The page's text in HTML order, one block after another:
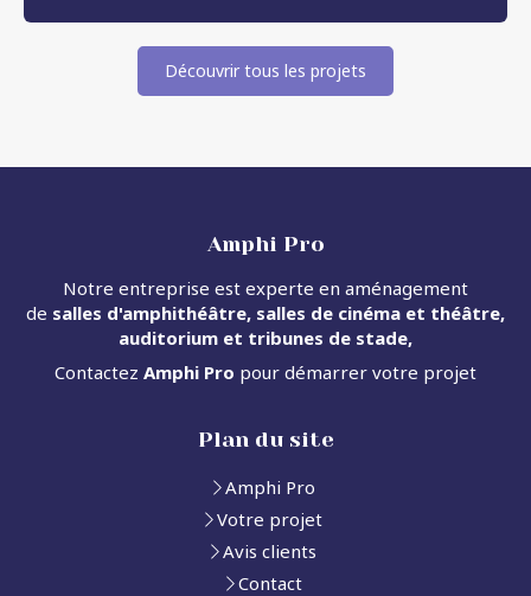
Découvrir tous les projets
Amphi Pro
Notre entreprise est experte en aménagement
de salles d'amphithéâtre, salles de cinéma et théâtre,
auditorium et tribunes de stade,
Contactez Amphi Pro pour démarrer votre projet
Plan du site
Amphi Pro
Votre projet
Avis clients
Contact